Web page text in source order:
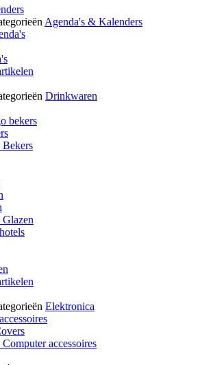
Agenda's & Kalenders
Drinkwaren
bekers
Elektronica
accessoires